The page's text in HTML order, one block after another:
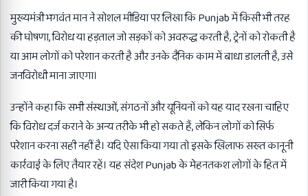
मुख्यमंत्री भगवंत मान ने सोशल मीडिया पर लिखा कि Punjab में किसी भी तरह
की घोषणा, विरोध या हड़ताल जो सड़कों को अवरुद्ध करती है, ट्रेनों को रोकती है
या आम लोगों को परेशान करती है और उनके दैनिक काम में बाधा डालती है, उसे
जनविरोधी माना जाएगा।
उन्होंने कहा कि सभी संस्थाओं, संगठनों और यूनियनों को यह याद रखना चाहिए
कि विरोध दर्ज कराने के अन्य तरीके भी हो सकते हैं, लेकिन लोगों को सिर्फ
परेशान करना सही नहीं है। यदि ऐसा किया गया तो इसके खिलाफ सख्त कानूनी
कार्रवाई के लिए तैयार रहें। यह संदेश Punjab के मेहनतकश लोगों के हित में
जारी किया गया है।